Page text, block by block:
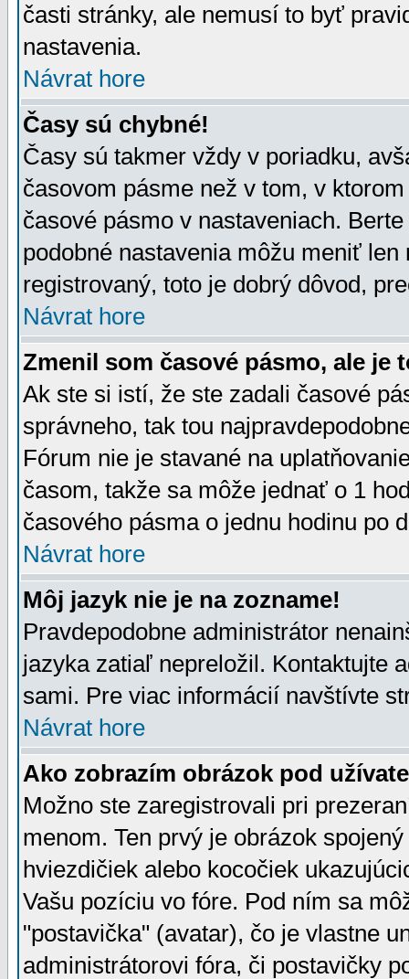
časti stránky, ale nemusí to byť
nastavenia.
Návrat hore
Časy sú chybné!
Časy sú takmer vždy v poriadku,
časovom pásme než v tom, v
časové pásmo v nastaveniach.
podobné nastavenia môžu meniť
registrovaný, toto je dobrý dôvod,
Návrat hore
Zmenil som časové pásmo, ale je
Ak ste si istí, že ste zadali časové
správneho, tak tou
Fórum nie je stavané na
časom, takže sa môže jednať o 1
časového pásma o jednu hodinu po
Návrat hore
Môj jazyk nie je na zozname!
Pravdepodobne administrátor
jazyka zatiaľ nepreložil. Kontaktujte
sami. Pre viac informácií navštívte
Návrat hore
Ako zobrazím obrázok pod
Možno ste zaregistrovali pri
menom. Ten prvý je obrázok
hviezdičiek alebo kocočiek
Vašu pozíciu vo fóre. Pod ním sa
"postavička" (avatar), čo je vlastne
administrátorovi fóra, či postavičky